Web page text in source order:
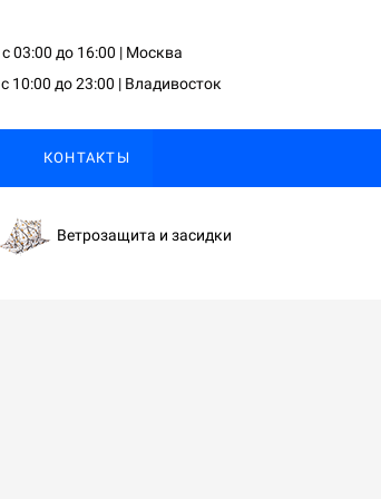
с 03:00 до 16:00 | Москва
с 10:00 до 23:00 | Владивосток
КОНТАКТЫ
Ветрозащита и засидки